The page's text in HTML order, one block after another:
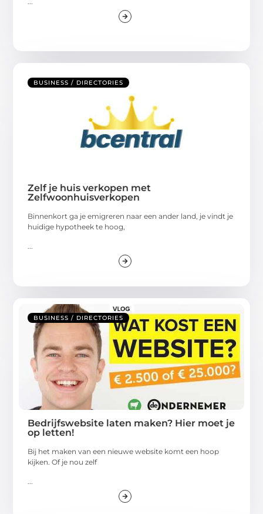
BUSINESS / DIRECTORIES
Zelf je huis verkopen met
Zelfwoonhuisverkopen
Binnenkort ga je emigreren naar een ander land, je vindt je
huidige hypotheek te hoog,
BUSINESS / DIRECTORIES
Bedrijfswebsite laten maken? Hier moet je
op letten!
Bij het maken van een nieuwe website komt een hoop
kijken. Of je nou zelf